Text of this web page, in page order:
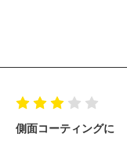
側面コーティングに